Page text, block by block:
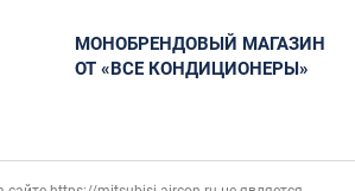
МОНОБРЕНДОВЫЙ МАГАЗИН
ОТ «ВСЕ КОНДИЦИОНЕРЫ»